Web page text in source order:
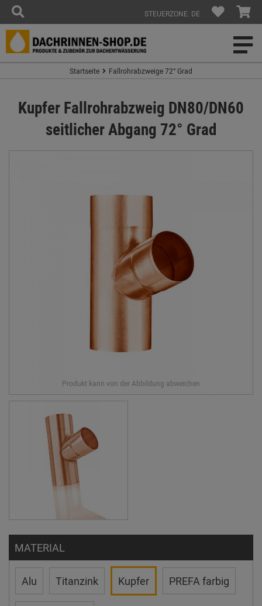
STEUERZONE: DE
Startseite Fallrohrabzweige 72° Grad
Kupfer Fallrohrabzweig DN80/DN60
seitlicher Abgang 72° Grad
MATERIAL
Alu Titanzink Kupfer PREFA farbig